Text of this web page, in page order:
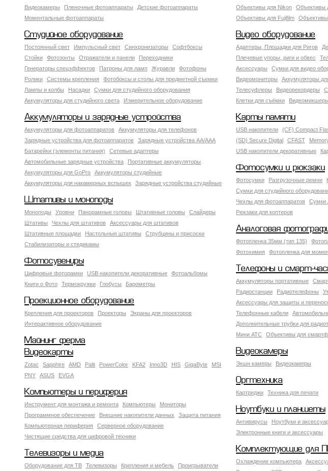
Видеокамеры
Пленочные фотоаппараты
Детские фотоаппараты
Моментальные фотоаппараты
Объективы для Nikon
Объективы
Объективы для Fujifilm
Студийное оборудование
Постоянный свет Импульсный свет Синхронизаторы
Софтбоксы
Стойки
Фотозонты Отражатели и панели
Переходники
Генераторы спецэффектов
Патроны для ламп Журавли
Фотофоны
Ролики
Системы крепления
Фотобоксы и столы для предметной съемки
Лампы и колбы
Насадки
Сумки для студийного оборудования
Аккумуляторы для студийного света
Измерительное оборудование
Видео оборудование
Адаптеры, Площадки для Ригов
Плечевые упоры, риги и обвес
Аксессуары
Сумки для видео
Видеомониторы
Аккумуляторы
Телесуфлеры
Видеорекордеры
Клетки для съёмки
Видеомикшеры
Аккумуляторы и зарядные устройства
Аккумуляторы для фотоаппаратов
Аккумуляторы для телефонов
Зарядные устройства для фотоаппаратов
Зарядные устройства AA/AAA
Батарейки (элементы питания)
Сетевые адаптеры
Автомобильные зарядные устройства
Портативные аккумуляторы
Аккумуляторы для GoPro
Аккумуляторы студийные
Аккумуляторы для накамерных вспышек
Зарядные устройства студийные
Карты памяти
USB накопители (CF) Compact
(SD) Secure Digital
CFAST
USB накопители декоративные
Фотосумки и рюкзаки
Фотосумки Разгрузочные ремни
Сумки для студийного
Чехлы для фотоаппаратов
Сумки
Рюкзаки для коптеров
Штативы и моноподы
Моноподы Уровни Панорамные головы Штативные головы
Слайдеры
Штативы
Чехлы для штативов
Аксессуары для штативов
Штативные площадки
Настольные штативы
Струбцины и присоски
Стабилизаторы и стедикамы
Аналоговая
Фотопленка 35мм (тип 135)
Фотохимия
Фотопленка для
Фотосувениры
Цифровые фоторамки USB накопители декоративные
Фотоальбомы
Книги о Фото
Термокружки Глобусы Барометры
Телефоны и смарт-
Аккумуляторы портативные
Радиостанции
Радиотелефоны
Аксессуары для защиты и
Телефонные кабели
Дополнительные трубки для
Мини АТС
Объективы для
Проекционное оборудование
Крепления для проекторов Проекторы
Экраны для проекторов
Интерактивное оборудование
Майнинг ферма
Видеокамеры
Экшн камеры Видеокамеры
Видеокарты
Zotac Sapphire AMD Palit PowerColor KFA2 Inno3D HIS GigaByte
MSI
PNY
ASUS EVGA
Оргтехника
Картриджи Техника для печати
Компьютеры и периферия
Инструмент для монтажа и ремонта Компьютеры
Мониторы
Программное обеспечение
Внешние накопители данных
Защита питания
Компьютерная периферия
Серверное оборудование
Чистящие средства для цифровой техники
Ноутбуки и планшеты
Антивирусы Ноутбуки и
Электронные книги и аксессуары
Комплектующие для
Охлаждение компьютера
Телевизоры и медиа
Оборудование для ТВ Телевизоры Крепления и мебель Проигрыватели